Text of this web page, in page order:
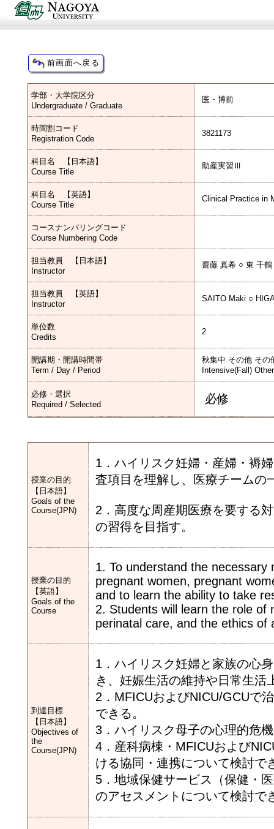
学部・大学院区分
Undergraduate / Graduate
医・博前
時間割コード
Registration Code
3821173
科目名 【日本語】
Course Title
助産実習Ⅲ
科目名 【英語】
Course Title
Clinical Practice in
コースナンバリングコード
Course Numbering Code
担当教員 【日本語】
Instructor
齋藤 真希 ○ 東 千
担当教員 【英語】
Instructor
SAITO Maki ○
単位数
Credits
2
開講期・開講時間帯
Term / Day / Period
秋集中 その他 その
Intensive(Fall)
必修・選択
Required / Selected
必修
授業の目的
【日本語】
Goals of the
Course(JPN)
1．ハイリスク妊婦・産婦・褥
査項目を理解し、医療チームの
2．高度な周産期医療を要する
の習得を目指す。
授業の目的
【英語】
Goals of the
Course
1. To understand the
pregnant women, pregnant
and to learn the ability to take
2. Students will learn the role of
perinatal care, and the ethics of
到達目標
【日本語】
Objectives of
the
Course(JPN)
1．ハイリスク妊婦と家族の心
き、妊娠生活の維持や日常生活
2．MFICUおよびNICU/GCUで
できる。
3．ハイリスク母子の心理的危
4．産科病棟・MFICUおよび
ける協同・連携について検討で
5．地域保健サービス（保健・
のアセスメントについて検討で